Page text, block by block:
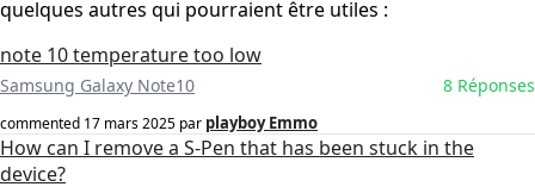
quelques autres qui pourraient être utiles :
note 10 temperature too low
Samsung Galaxy Note10 8 Réponses
commented 17 mars 2025 par playboy Emmo
How can I remove a S-Pen that has been stuck in the
device?